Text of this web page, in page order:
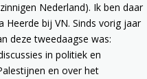
Nederland). Ik ben daar
Heerde bij VN. Sinds vorig jaar
deze tweedaagse was:
in politiek en
en over het